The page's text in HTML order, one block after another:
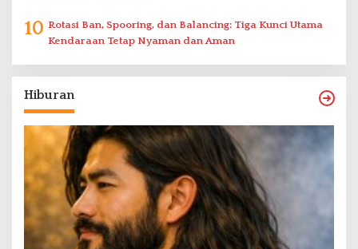
10 Rotasi Ban, Spooring, dan Balancing: Tiga Kunci Utama
Kendaraan Tetap Nyaman dan Aman
Hiburan